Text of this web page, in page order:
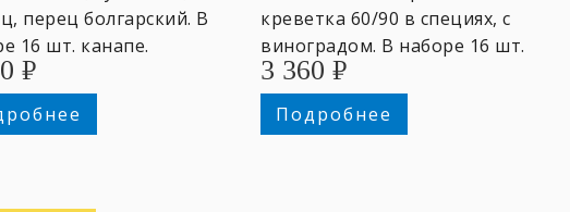
перец болгарский. В
16 шт. канапе.
₽
креветка 60/90 в специях, с
виноградом. В наборе 16 шт.
канапе.
3 360 ₽
Подробнее